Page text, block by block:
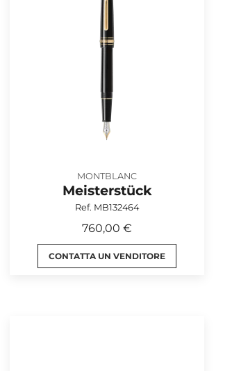
MONTBLANC
Meisterstück
Ref. MB132464
760,00 €
CONTATTA UN VENDITORE